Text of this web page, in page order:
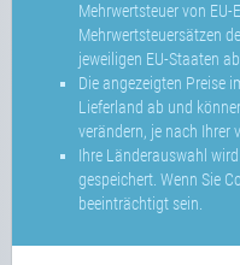
Mehrwertsteuer von
Mehrwertsteuersätzen
jeweiligen EU-Staaten
Die angezeigten Preise
Lieferland ab und
verändern, je nach Ihrer
Ihre Länderauswahl
gespeichert. Wenn Sie
beeinträchtigt sein.